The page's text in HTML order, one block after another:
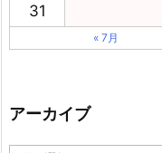
31
« 7月
アーカイブ